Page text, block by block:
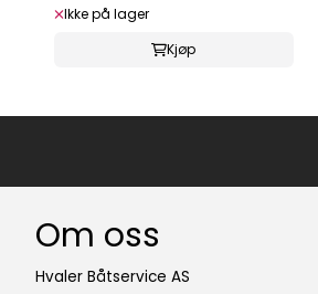
Ikke på lager
Kjøp
Om oss
Hvaler Båtservice AS